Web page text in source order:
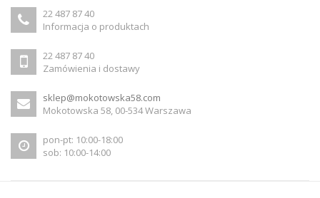
22 487 87 40
Informacja o produktach
22 487 87 40
Zamówienia i dostawy
sklep@mokotowska58.com
Mokotowska 58, 00-534 Warszawa
pon-pt: 10:00-18:00
sob: 10:00-14:00